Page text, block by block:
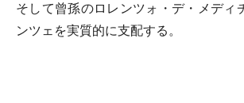
そして曾孫のロレンツォ・デ・メディ
ンツェを実質的に支配する。